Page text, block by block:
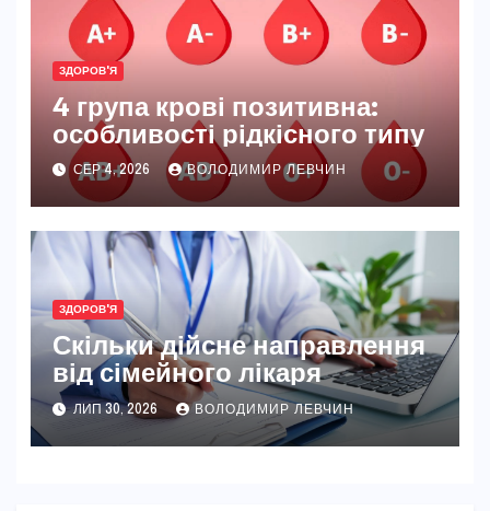
ЗДОРОВ'Я
4 група крові позитивна:
особливості рідкісного типу
СЕР 4, 2026 ВОЛОДИМИР ЛЕВЧИН
ЗДОРОВ'Я
Скільки дійсне направлення
від сімейного лікаря
ЛИП 30, 2026 ВОЛОДИМИР ЛЕВЧИН